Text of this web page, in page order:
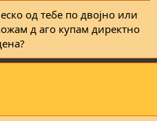
од тебе по двојно или
д аго купам директно